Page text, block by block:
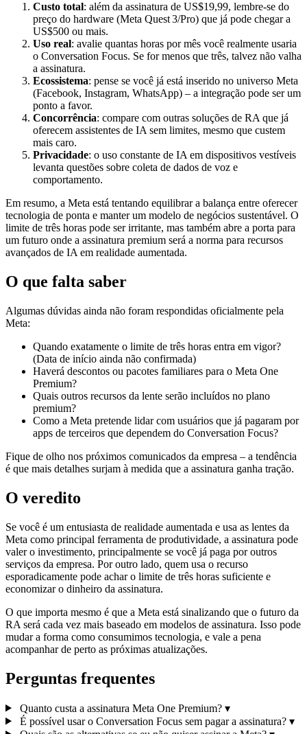
Custo total: além da assinatura de US$19,99, lembre-se do
preço do hardware (Meta Quest 3/Pro) que já pode chegar a
US$500 ou mais.
Uso real: avalie quantas horas por mês você realmente usaria
o Conversation Focus. Se for menos que três, talvez não valha
a assinatura.
Ecossistema: pense se você já está inserido no universo Meta
(Facebook, Instagram, WhatsApp) – a integração pode ser um
ponto a favor.
Concorrência: compare com outras soluções de RA que já
oferecem assistentes de IA sem limites, mesmo que custem
mais caro.
Privacidade: o uso constante de IA em dispositivos vestíveis
levanta questões sobre coleta de dados de voz e
comportamento.
Em resumo, a Meta está tentando equilibrar a balança entre oferecer
tecnologia de ponta e manter um modelo de negócios sustentável. O
limite de três horas pode ser irritante, mas também abre a porta para
um futuro onde a assinatura premium será a norma para recursos
avançados de IA em realidade aumentada.
O que falta saber
Algumas dúvidas ainda não foram respondidas oficialmente pela
Meta:
Quando exatamente o limite de três horas entra em vigor?
(Data de início ainda não confirmada)
Haverá descontos ou pacotes familiares para o Meta One
Premium?
Quais outros recursos da lente serão incluídos no plano
premium?
Como a Meta pretende lidar com usuários que já pagaram por
apps de terceiros que dependem do Conversation Focus?
Fique de olho nos próximos comunicados da empresa – a tendência
é que mais detalhes surjam à medida que a assinatura ganha tração.
O veredito
Se você é um entusiasta de realidade aumentada e usa as lentes da
Meta como principal ferramenta de produtividade, a assinatura pode
valer o investimento, principalmente se você já paga por outros
serviços da empresa. Por outro lado, quem usa o recurso
esporadicamente pode achar o limite de três horas suficiente e
economizar o dinheiro da assinatura.
O que importa mesmo é que a Meta está sinalizando que o futuro da
RA será cada vez mais baseado em modelos de assinatura. Isso pode
mudar a forma como consumimos tecnologia, e vale a pena
acompanhar de perto as próximas atualizações.
Perguntas frequentes
Quanto custa a assinatura Meta One Premium? ▾
É possível usar o Conversation Focus sem pagar a assinatura? ▾